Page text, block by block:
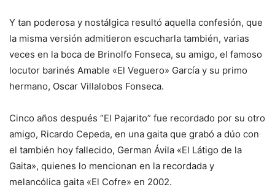
Y tan poderosa y nostálgica resultó aquella confesión, que
la misma versión admitieron escucharla también, varias
veces en la boca de Brinolfo Fonseca, su amigo, el famoso
locutor barinés Amable «El Veguero» García y su primo
hermano, Oscar Villalobos Fonseca.
Cinco años después “El Pajarito” fue recordado por su otro
amigo, Ricardo Cepeda, en una gaita que grabó a dúo con
el también hoy fallecido, German Ávila «El Látigo de la
Gaita», quienes lo mencionan en la recordada y
melancólica gaita «El Cofre» en 2002.